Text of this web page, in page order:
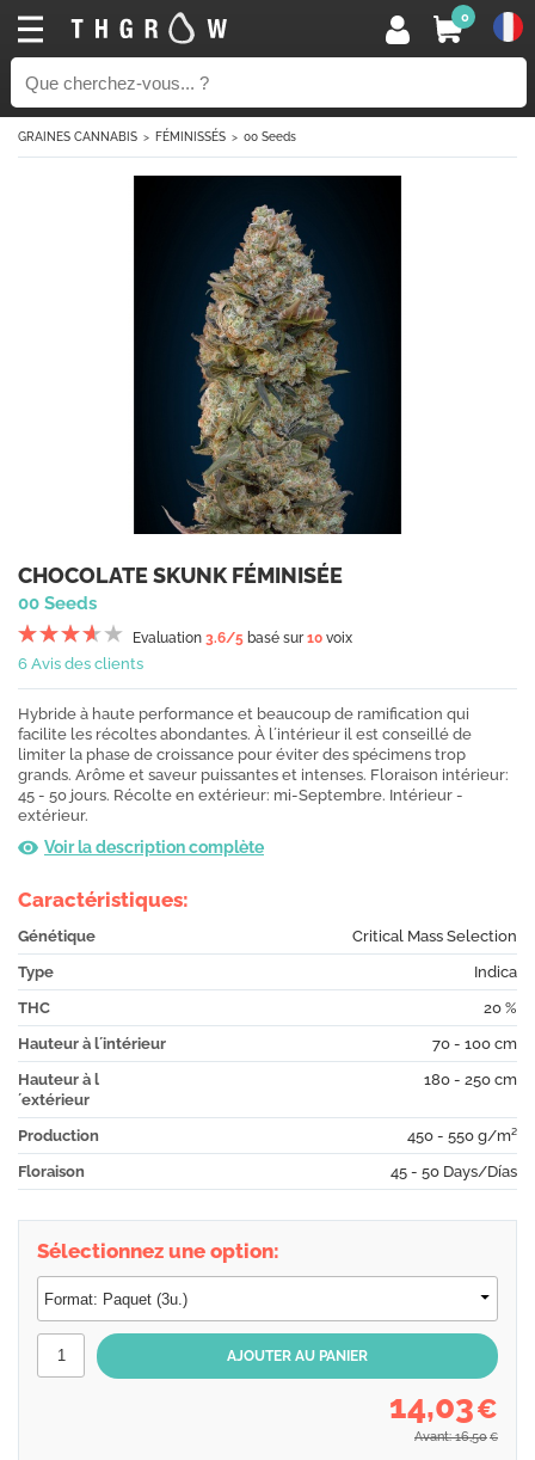
0
GRAINES CANNABIS FÉMINISSÉS 00 Seeds
CHOCOLATE SKUNK FÉMINISÉE
00 Seeds
Evaluation 3.6/5 basé sur10 voix
6 Avis des clients
Hybride à haute performance et beaucoup de ramification qui
facilite les récoltes abondantes. À l´intérieur il est conseillé de
limiter la phase de croissance pour éviter des spécimens trop
grands. Arôme et saveur puissantes et intenses. Floraison intérieur:
45 - 50 jours. Récolte en extérieur: mi-Septembre. Intérieur -
extérieur.
Voir la description complète
Caractéristiques:
Génétique
Critical Mass Selection
Type
Indica
THC
20 %
Hauteur à l´intérieur
70 - 100 cm
Hauteur à l
´extérieur
180 - 250 cm
Production
450 - 550 g/m²
Floraison
45 - 50 Days/Días
Sélectionnez une option:
14,03€
Avant: 16,50 €